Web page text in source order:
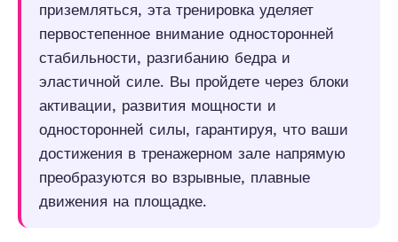
приземляться, эта тренировка уделяет
первостепенное внимание односторонней
стабильности, разгибанию бедра и
эластичной силе. Вы пройдете через блоки
активации, развития мощности и
односторонней силы, гарантируя, что ваши
достижения в тренажерном зале напрямую
преобразуются во взрывные, плавные
движения на площадке.